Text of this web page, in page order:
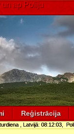
un ap Poliju
Reģistrācija
, Latvijā: 08:12:03 ,